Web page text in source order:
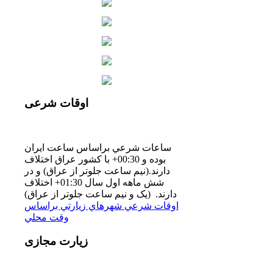
اوقات شرعی
ساعات شرعي براساس ساعت ايران
بوده و 00:30+ با كشور عراق اختلاف
دارند.(نيم ساعت جلوتر از عراق) و در
شش ماهه اول سال 01:30+ اختلاف
دارند. (یک و نیم ساعت جلوتر از عراق)
اوقات شرعي شهرهاي زيارتي براساس
وقت محلي
زیارت مجازی